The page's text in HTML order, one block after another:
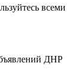
всеми
ДНР